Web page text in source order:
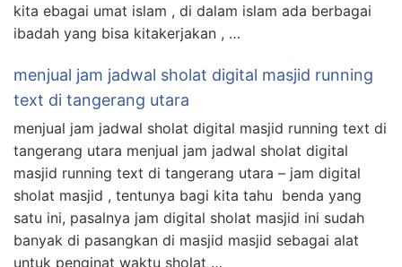
kita ebagai umat islam , di dalam islam ada berbagai
ibadah yang bisa kitakerjakan , …
menjual jam jadwal sholat digital masjid running
text di tangerang utara
menjual jam jadwal sholat digital masjid running text di
tangerang utara menjual jam jadwal sholat digital
masjid running text di tangerang utara – jam digital
sholat masjid , tentunya bagi kita tahu benda yang
satu ini, pasalnya jam digital sholat masjid ini sudah
banyak di pasangkan di masjid masjid sebagai alat
untuk penginat waktu sholat …